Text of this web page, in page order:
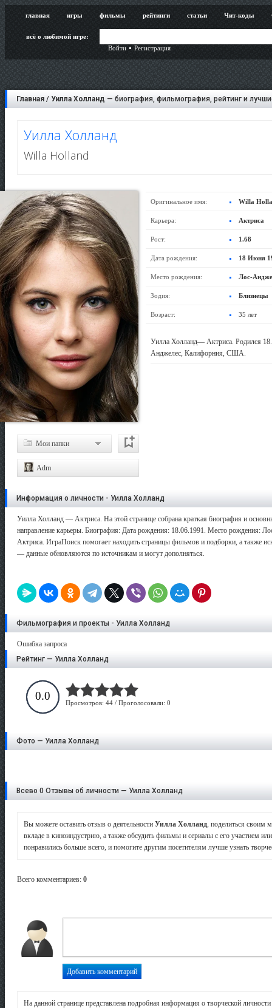
главная игры фильмы рейтинги статьи Чит-коды
всё о любимой игре:
Войти
Регистрация
Главная / Уилла Холланд — биография, фильмография, рейтинг и
Уилла Холланд
Willa Holland
Мои папки
Adm
Оригинальное имя: Willa
Карьера: Актриса
Рост: 1.68
Дата рождения: 18 Июня
Место рождения: Лос-
Зодия: Близнецы
Возраст: 35 лет
Уилла Холланд— Актриса. Родился
Анджелес, Калифорния, США.
Информация о личности - Уилла Холланд
Уилла Холланд — Актриса. На этой странице собрана краткая биография и
направление карьеры. Биография: Дата рождения: 18.06.1991. Место
Актриса. ИграПоиск помогает находить страницы фильмов и подборки, а также
— данные обновляются по источникам и могут дополняться.
Фильмография и проекты - Уилла Холланд
Ошибка запроса
Рейтинг — Уилла Холланд
0.0
Просмотров: 44 / Проголосовали: 0
Фото — Уилла Холланд
Всево 0 Отзывы об личности — Уилла Холланд
Вы можете оставить отзыв о деятельности Уилла Холланд, поделиться своим
вкладе в киноиндустрию, а также обсудить фильмы и сериалы с его участием
понравились больше всего, и помогите другим посетителям лучше узнать
Всего комментариев: 0
На данной странице представлена подробная информация о творческой личности